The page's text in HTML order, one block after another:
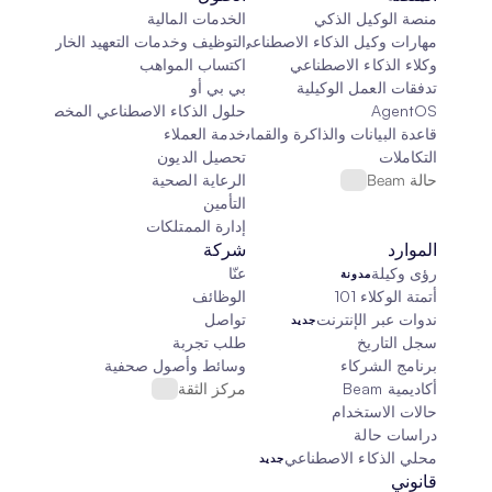
منصة الوكيل الذكي
مهارات وكيل الذكاء الاصطناعي
وكلاء الذكاء الاصطناعي
تدفقات العمل الوكيلية
AgentOS
قاعدة البيانات والذاكرة والقماش
التكاملات
حالة Beam
الخدمات المالية
التوظيف وخدمات التعهيد الخارجي
اكتساب المواهب
بي بي أو
حلول الذكاء الاصطناعي المخصصة
خدمة العملاء
تحصيل الديون
الرعاية الصحية
التأمين
إدارة الممتلكات
الموارد
رؤى وكيلةمدونة
أتمتة الوكلاء 101
ندوات عبر الإنترنتجديد
سجل التاريخ
برنامج الشركاء
أكاديمية Beam
حالات الاستخدام
دراسات حالة
محلي الذكاء الاصطناعيجديد
شركة
عنّا
الوظائف
تواصل
طلب تجربة
وسائط وأصول صحفية
مركز الثقة
قانوني